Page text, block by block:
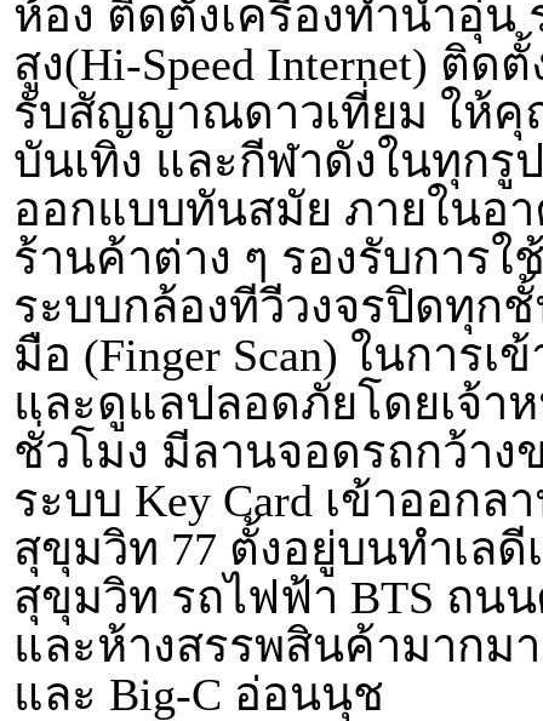
ห้อง ติดตั้งเครื่องทำน้ำอุ่น
สูง(Hi-Speed Internet) ติด
รับสัญญาณดาวเที่ยม ให้คุ
บันเทิง และกีฬาดังในทุก
ออกแบบทันสมัย ภายในอ
ร้านค้าต่าง ๆ รองรับการ
ระบบกล้องทีวีวงจรปิดทุก
มือ (Finger Scan) ในการ
และดูแลปลอดภัยโดยเจ้า
ชั่วโมง มีลานจอดรถกว้าง
ระบบ Key Card เข้าออก
สุขุมวิท 77 ตั้งอยู่บนทำเล
สุขุมวิท รถไฟฟ้า BTS ถน
และห้างสรรพสินค้ามากมา
และ Big-C อ่อนนุช